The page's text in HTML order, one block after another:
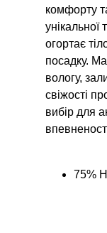
комфорту
унікальної
огортає
посадку.
вологу,
свіжості
вибір для
75%